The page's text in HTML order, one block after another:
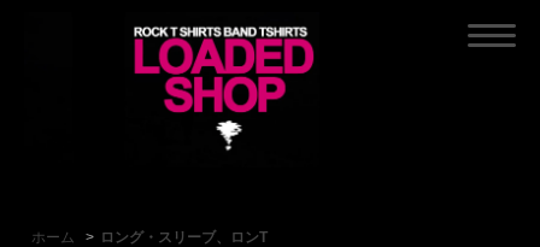
ホーム > ロング・スリーブ、ロンT